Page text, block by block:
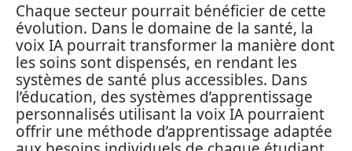
Chaque secteur pourrait bénéficier de cette
évolution. Dans le domaine de la santé, la
voix IA pourrait transformer la manière dont
les soins sont dispensés, en rendant les
systèmes de santé plus accessibles. Dans
l’éducation, des systèmes d’apprentissage
personnalisés utilisant la voix IA pourraient
offrir une méthode d’apprentissage adaptée